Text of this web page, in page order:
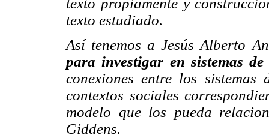
texto estudiado.
Así tenemos a Jesús Alberto
para investigar en sistemas
conexiones entre los
contextos sociales
modelo que los pueda
Giddens.